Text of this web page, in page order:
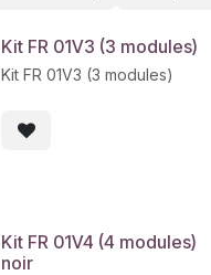
Kit FR 01V3 (3 modules)
Kit FR 01V3 (3 modules)
Kit FR 01V4 (4 modules)
noir